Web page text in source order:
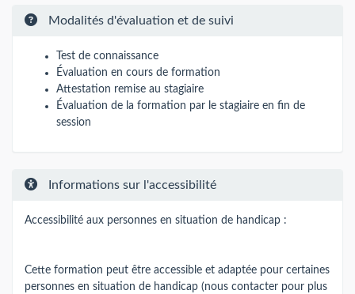
Modalités d'évaluation et de suivi
Test de connaissance
Évaluation en cours de formation
Attestation remise au stagiaire
Évaluation de la formation par le stagiaire en fin de
session
Informations sur l'accessibilité
Accessibilité aux personnes en situation de handicap :
Cette formation peut être accessible et adaptée pour certaines
personnes en situation de handicap (nous contacter pour plus